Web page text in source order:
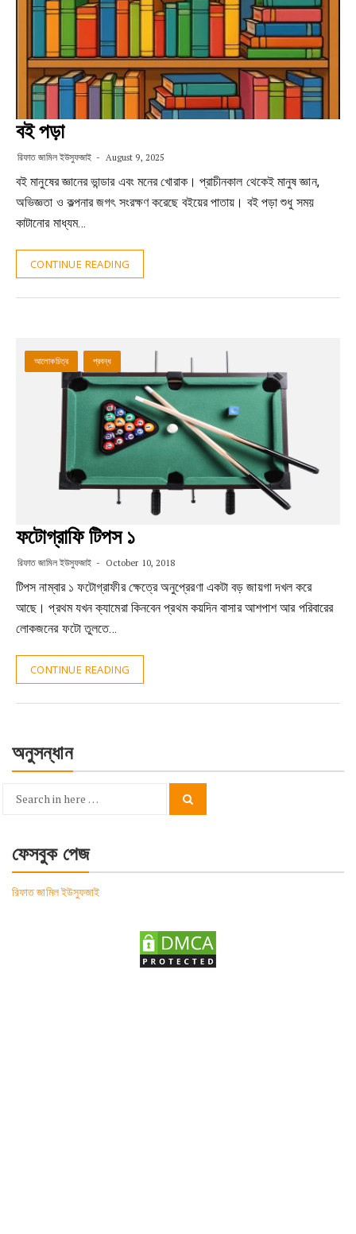
বই পড়া
রিফাত জামিল ইউসুফজাই August 9, 2025
বই মানুষের জ্ঞানের ভান্ডার এবং মনের খোরাক। প্রাচীনকাল থেকেই মানুষ জ্ঞান,
অভিজ্ঞতা ও কল্পনার জগৎ সংরক্ষণ করেছে বইয়ের পাতায়। বই পড়া শুধু সময়
কাটানোর মাধ্যম…
CONTINUE READING
আলোকচিত্র প্রবন্ধ
ফটোগ্রাফি টিপস ১
রিফাত জামিল ইউসুফজাই October 10, 2018
টিপস নাম্বার ১ ফটোগ্রাফীর ক্ষেত্রে অনুপ্রেরণা একটা বড় জায়গা দখল করে
আছে। প্রথম যখন ক্যামেরা কিনবেন প্রথম কয়দিন বাসার আশপাশ আর পরিবারের
লোকজনের ফটো তুলতে…
CONTINUE READING
অনুসন্ধান
Search
ফেসবুক পেজ
রিফাত জামিল ইউসুফজাই